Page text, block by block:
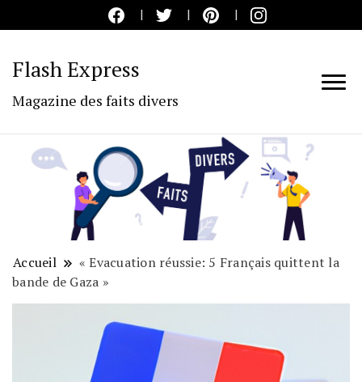
Flash Express
Magazine des faits divers
Accueil
« Evacuation réussie: 5 Français quittent la
bande de Gaza »